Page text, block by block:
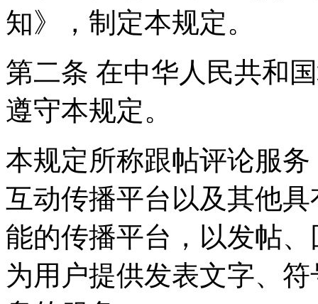
知》，制定本规定。
第二条 在中华人民共和
遵守本规定。
本规定所称跟帖评论服
互动传播平台以及其他
能的传播平台，以发帖
为用户提供发表文字、